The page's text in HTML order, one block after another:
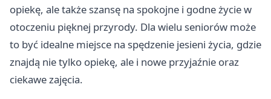
opiekę, ale także szansę na spokojne i godne życie w
otoczeniu pięknej przyrody. Dla wielu seniorów może
to być idealne miejsce na spędzenie jesieni życia, gdzie
znajdą nie tylko opiekę, ale i nowe przyjaźnie oraz
ciekawe zajęcia.